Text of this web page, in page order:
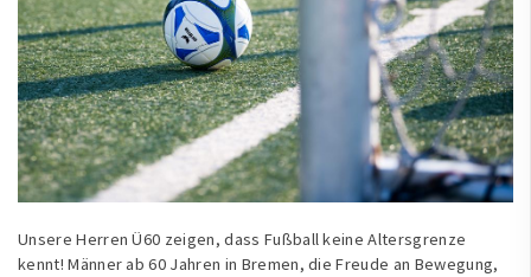
Unsere Herren Ü60 zeigen, dass Fußball keine Altersgrenze
kennt! Männer ab 60 Jahren in Bremen, die Freude an Bewegung,